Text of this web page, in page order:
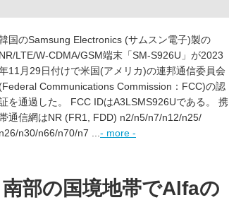
国のSamsung Electronics (サムスン電子)製の
NR/LTE/W-CDMA/GSM端末「SM-S926U」が2023
11月29日付けで米国(アメリカ)の連邦通信委員会
(Federal Communications Commission：FCC)の認
を通過した。 FCC IDはA3LSMS926Uである。 携
通信網はNR (FR1, FDD) n2/n5/n7/n12/n25/
n26/n30/n66/n70/n7 ... - more -
部の国境地帯でAlfaの